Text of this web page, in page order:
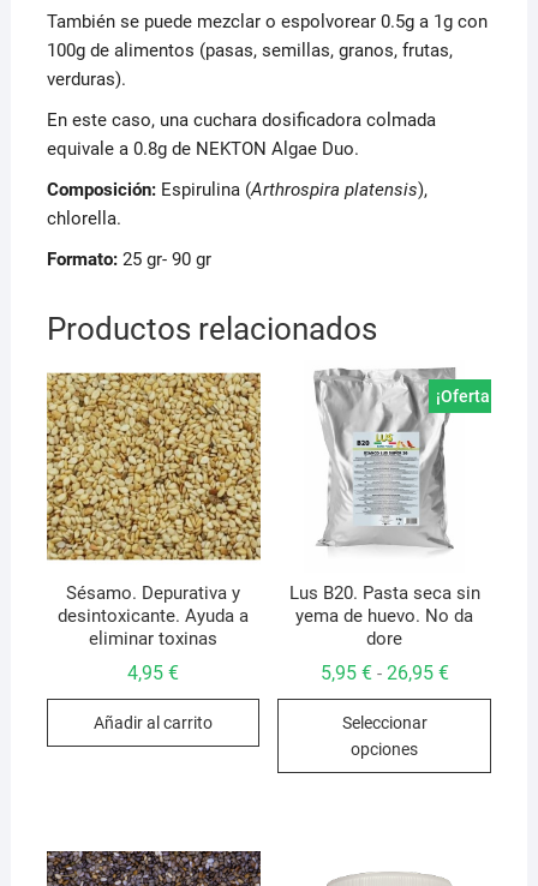
También se puede mezclar o espolvorear 0.5g a 1g con
100g de alimentos (pasas, semillas, granos, frutas,
verduras).
En este caso, una cuchara dosificadora colmada
equivale a 0.8g de NEKTON Algae Duo.
Composición:Espirulina (Arthrospira platensis),
chlorella.
Formato: 25 gr- 90 gr
Productos relacionados
Sésamo. Depurativa y
desintoxicante. Ayuda a
eliminar toxinas
4,95€
Añadir al carrito
¡Oferta!
Lus B20. Pasta seca sin
yema de huevo. No da
dore
5,95 € - 26,95 €Rango
26,95 €
Seleccionar
opciones
Este